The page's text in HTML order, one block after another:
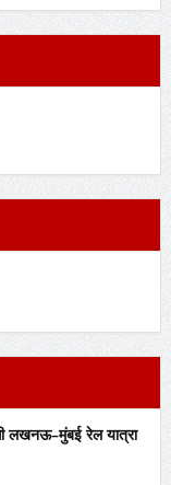
रेल यात्रा